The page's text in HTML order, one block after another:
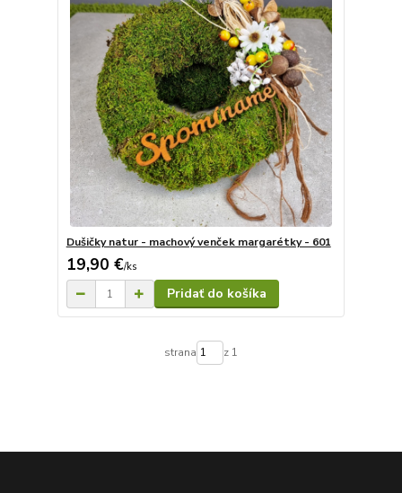
Dušičky natur - machový venček margarétky - 601
19,90 €/ks
Pridať do košíka
strana z 1